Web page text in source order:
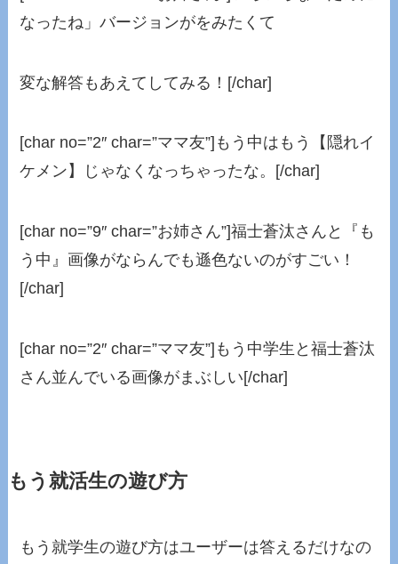
なったね」バージョンがをみたくて
変な解答もあえてしてみる！[/char]
[char no=”2″ char=”ママ友”]もう中はもう【隠れイ
ケメン】じゃなくなっちゃったな。[/char]
[char no=”9″ char=”お姉さん”]福士蒼汰さんと『も
う中』画像がならんでも遜色ないのがすごい！
[/char]
[char no=”2″ char=”ママ友”]もう中学生と福士蒼汰
さん並んでいる画像がまぶしい[/char]
もう就活生の遊び方
もう就学生の遊び方はユーザーは答えるだけなの